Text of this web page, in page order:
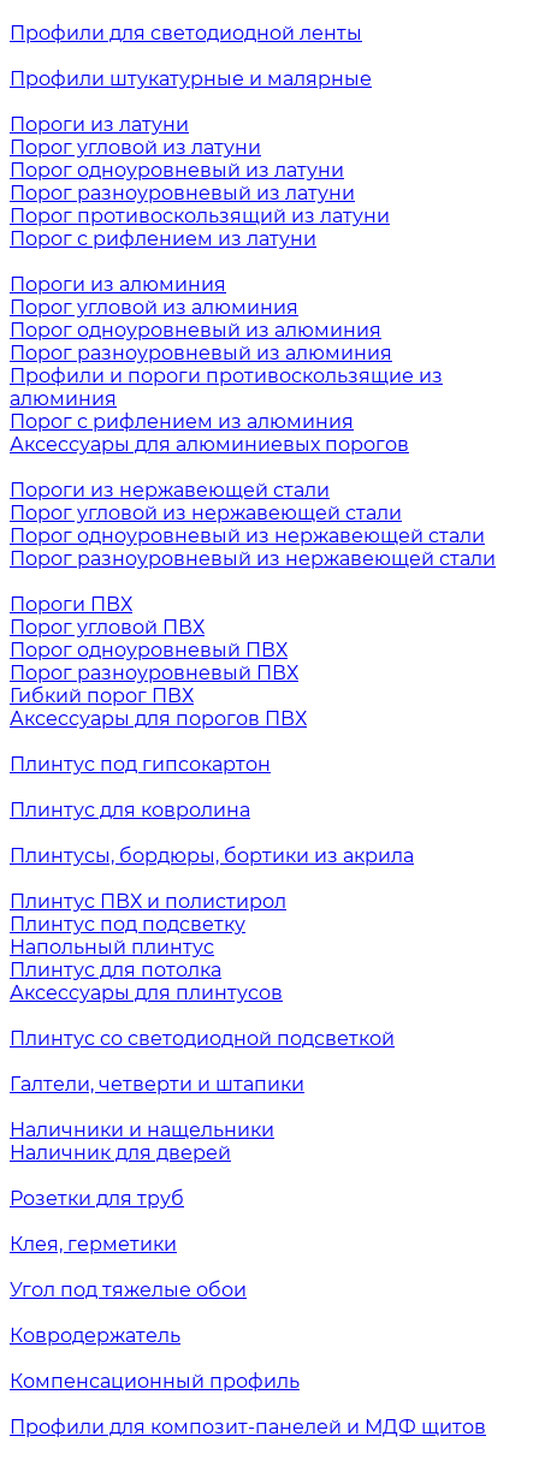
Профили для светодиодной ленты
Профили штукатурные и малярные
Пороги из латуни
Порог угловой из латуни
Порог одноуровневый из латуни
Порог разноуровневый из латуни
Порог противоскользящий из латуни
Порог с рифлением из латуни
Пороги из алюминия
Порог угловой из алюминия
Порог одноуровневый из алюминия
Порог разноуровневый из алюминия
Профили и пороги противоскользящие из
алюминия
Порог с рифлением из алюминия
Аксессуары для алюминиевых порогов
Пороги из нержавеющей стали
Порог угловой из нержавеющей стали
Порог одноуровневый из нержавеющей стали
Порог разноуровневый из нержавеющей стали
Пороги ПВХ
Порог угловой ПВХ
Порог одноуровневый ПВХ
Порог разноуровневый ПВХ
Гибкий порог ПВХ
Аксессуары для порогов ПВХ
Плинтус под гипсокартон
Плинтус для ковролина
Плинтусы, бордюры, бортики из акрила
Плинтус ПВХ и полистирол
Плинтус под подсветку
Напольный плинтус
Плинтус для потолка
Аксессуары для плинтусов
Плинтус со светодиодной подсветкой
Галтели, четверти и штапики
Наличники и нащельники
Наличник для дверей
Розетки для труб
Клея, герметики
Угол под тяжелые обои
Ковродержатель
Компенсационный профиль
Профили для композит-панелей и МДФ щитов